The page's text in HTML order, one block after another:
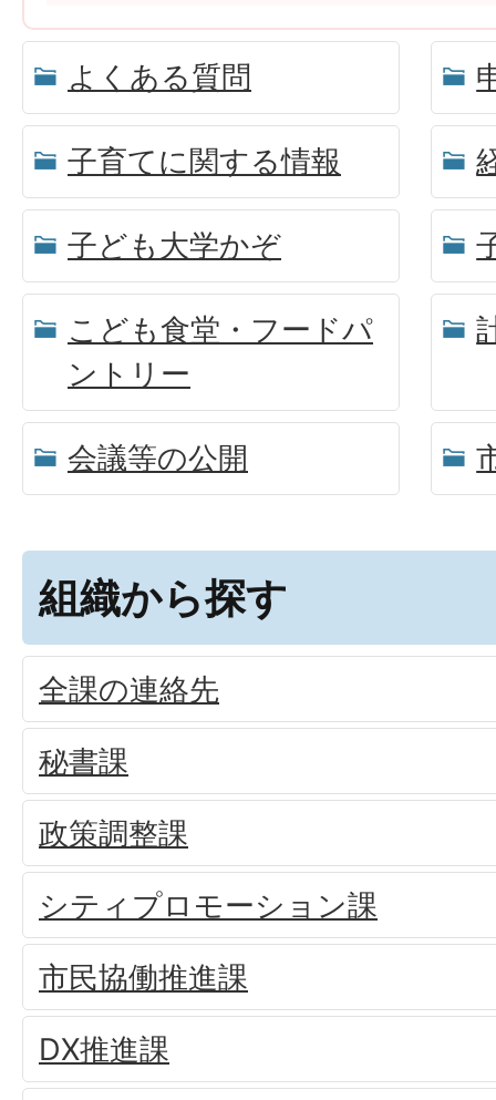
よくある質問
子育てに関する情報
子ども大学かぞ
こども食堂・フードパ
ントリー
会議等の公開
組織から探す
全課の連絡先
秘書課
政策調整課
シティプロモーション課
市民協働推進課
DX推進課